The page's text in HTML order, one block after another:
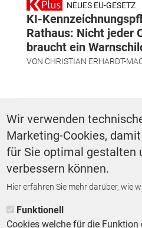
NEUES EU-GESETZ
KI-
Rathaus: Nicht jeder
braucht ein
VON CHRISTIAN ERHARDT-
Kriminalität
ZURÜCK ZUR
Wir verwenden
Marketing-Cookies,
für Sie optimal gestalten
verbessern können.
Hier erfahren Sie mehr darüber, wie
Funktionell
Cookies welche für die Funktion